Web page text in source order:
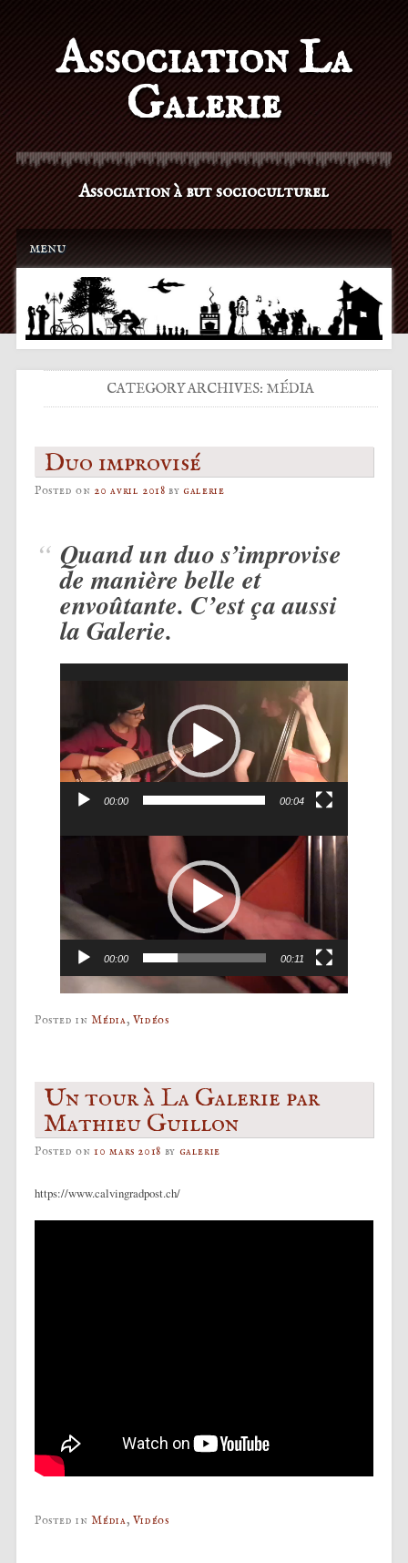
Association La
Galerie
Association à but socioculturel
Main menu
Skip to content
menu
CATEGORY ARCHIVES: MÉDIA
Duo improvisé
Posted on 20 avril 2018 bygalerie
Quand un duo s’improvise
de manière belle et
envoûtante. C’est ça aussi
la Galerie.
00:00 00:04
00:00 00:11
Posted inMédia, Vidéos
Un tour à La Galerie par
Mathieu Guillon
Posted on10 mars 2018 by galerie
https://www.calvingradpost.ch/
Posted inMédia, Vidéos